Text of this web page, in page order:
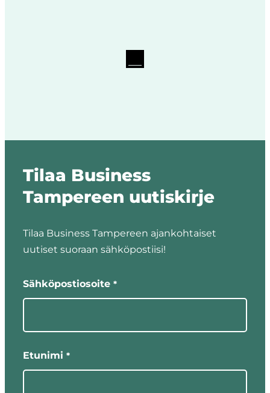
Tilaa Business
Tampereen uutiskirje
Tilaa Business Tampereen ajankohtaiset
uutiset suoraan sähköpostiisi!
näyttää
pakolliset
Sähköpostiosoite *
Etunimi *